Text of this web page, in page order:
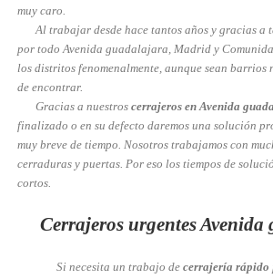
muy caro.
Al trabajar desde hace tantos años y gracias a
por todo Avenida guadalajara, Madrid y
los distritos fenomenalmente, aunque sean barrios
de encontrar.
Gracias a nuestros cerrajeros en Avenida
finalizado o en su defecto daremos una solución
muy breve de tiempo. Nosotros trabajamos con
cerraduras y puertas. Por eso los tiempos de
cortos.
Cerrajeros urgentes
Si necesita un trabajo decerrajería rápido